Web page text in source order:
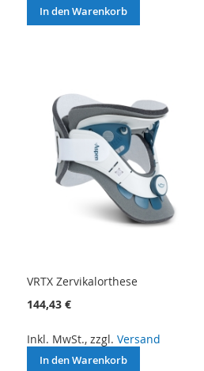
In den Warenkorb
VRTX Zervikalorthese
144,43 €
Inkl. MwSt., zzgl. Versand
In den Warenkorb